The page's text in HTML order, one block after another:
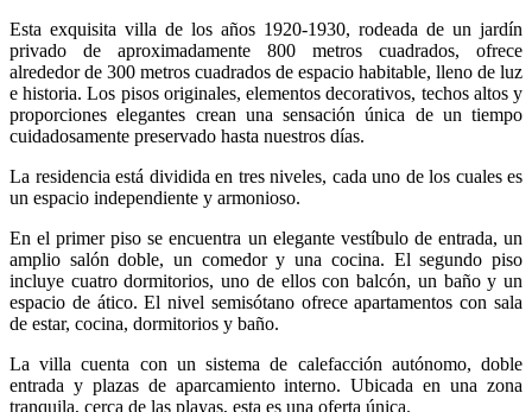
Esta exquisita villa de los años 1920-1930, rodeada de un jardín
privado de aproximadamente 800 metros cuadrados, ofrece
alrededor de 300 metros cuadrados de espacio habitable, lleno de luz
e historia. Los pisos originales, elementos decorativos, techos altos y
proporciones elegantes crean una sensación única de un tiempo
cuidadosamente preservado hasta nuestros días.
La residencia está dividida en tres niveles, cada uno de los cuales es
un espacio independiente y armonioso.
En el primer piso se encuentra un elegante vestíbulo de entrada, un
amplio salón doble, un comedor y una cocina. El segundo piso
incluye cuatro dormitorios, uno de ellos con balcón, un baño y un
espacio de ático. El nivel semisótano ofrece apartamentos con sala
de estar, cocina, dormitorios y baño.
La villa cuenta con un sistema de calefacción autónomo, doble
entrada y plazas de aparcamiento interno. Ubicada en una zona
tranquila, cerca de las playas, esta es una oferta única.